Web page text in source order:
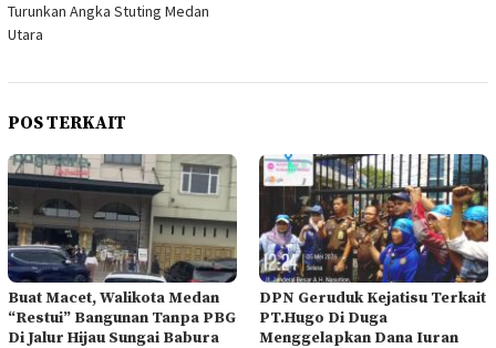
Turunkan Angka Stuting Medan
Utara
POS TERKAIT
Buat Macet, Walikota Medan
“Restui” Bangunan Tanpa PBG
Di Jalur Hijau Sungai Babura
DPN Geruduk Kejatisu Terkait
PT.Hugo Di Duga
Menggelapkan Dana Iuran